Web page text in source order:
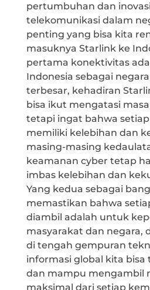
pertumbuhan dan
telekomunikasi dalam
penting yang bisa kita
masuknya Starlink ke
pertama konektivitas
Indonesia sebagai
terbesar, kehadiran
bisa ikut mengatasi
tetapi ingat bahwa
memiliki kelebihan dan
masing-masing
keamanan cyber tetap
imbas kelebihan dan
Yang kedua sebagai
memastikan bahwa
diambil adalah untuk
masyarakat dan negara,
di tengah gempuran
informasi global kita
dan mampu mengambil
maksimal dari setiap